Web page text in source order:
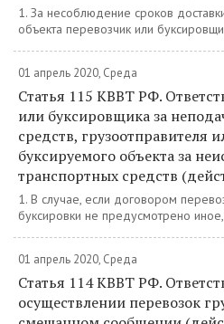
1. За несоблюдение сроков
объекта перевозчик или
01 апрель 2020, Среда
Статья 115 КВВТ РФ.
или буксировщика за
средств, грузоотправителя
буксируемого объекта за
транспортных средств
1. В случае, если договором
буксировки не предусмотрено
01 апрель 2020, Среда
Статья 114 КВВТ РФ.
осуществлении перевозок